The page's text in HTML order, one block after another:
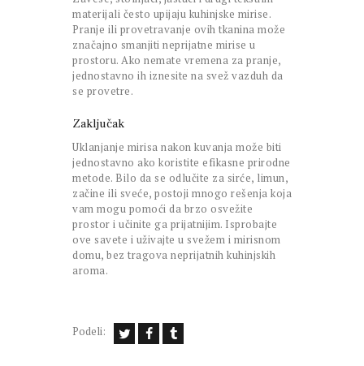
materijali često upijaju kuhinjske mirise.
Pranje ili provetravanje ovih tkanina može
značajno smanjiti neprijatne mirise u
prostoru. Ako nemate vremena za pranje,
jednostavno ih iznesite na svež vazduh da
se provetre.
Zaključak
Uklanjanje mirisa nakon kuvanja može biti
jednostavno ako koristite efikasne prirodne
metode. Bilo da se odlučite za sirće, limun,
začine ili sveće, postoji mnogo rešenja koja
vam mogu pomoći da brzo osvežite
prostor i učinite ga prijatnijim. Isprobajte
ove savete i uživajte u svežem i mirisnom
domu, bez tragova neprijatnih kuhinjskih
aroma.
Podeli: